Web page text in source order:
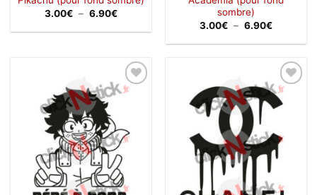
3.00€ – 6.90€Plage
prix :
sombre)
3.00€ – 6.90€Plage
prix :
6.90€
Ajouter
Ajouter
à la